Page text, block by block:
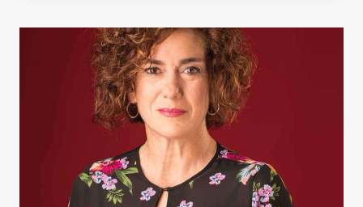
TURISMO
DE
BENEJÚZAR
:
“EN
FITUR
TENEMOS
LA
POSIBILIDAD
DE
LLEGAR